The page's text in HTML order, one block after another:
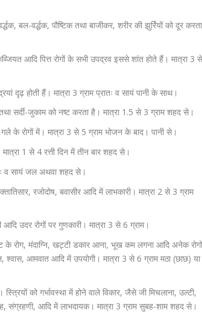
बल-वर्द्धक, पौष्टिक तथा बाजीकर, शरीर की झुर्रियों को दूर करता
आदि पित्त रोगों के सभी उपद्रव इससे शांत होते हैं। मात्रा 3
दृढ़ होती हैं। मात्रा 3 ग्राम प्रातः व सायं पानी के साथ।
सर्दी-जुकाम को नष्ट करता है। मात्रा 1.5 से 3 ग्राम शहद से।
के रोगों में। मात्रा 3 से 5 ग्राम भोजन के बाद। पानी से।
1 से 4 रत्ती दिन में तीन बार शहद से।
व सायं जल अथवा शहद से।
रजोदोष, बवासीर आदि में लाभकारी। मात्रा 2 से 3 ग्राम
उदर रोगों पर गुणकारी। मात्रा 3 से 6 ग्राम।
रोग, मंदाग्नि, खट्टी डकार आना, भूख कम लगना आदि अनेक
आमवात आदि में उपयोगी। मात्रा 3 से 6 ग्राम मठा (छाछ) या
को गर्भावस्था में होने वाले विकार, जैसे जी मिचलाना, उल्टी,
संग्रहणी, आदि में लाभदायक। मात्रा 3 ग्राम सुबह-शाम शहद से।